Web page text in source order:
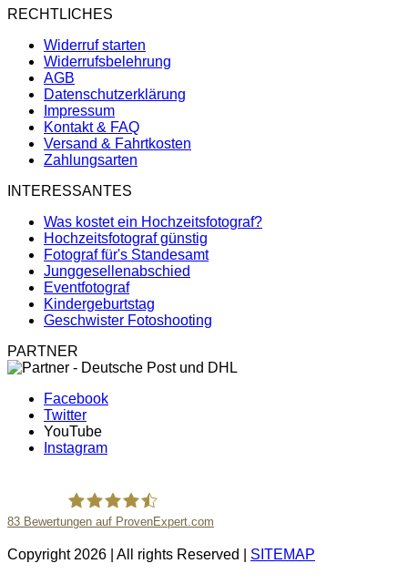
RECHTLICHES
Widerruf starten
Widerrufsbelehrung
AGB
Datenschutzerklärung
Impressum
Kontakt & FAQ
Versand & Fahrtkosten
Zahlungsarten
INTERESSANTES
Was kostet ein Hochzeitsfotograf?
Hochzeitsfotograf günstig
Fotograf für's Standesamt
Junggesellenabschied
Eventfotograf
Kindergeburtstag
Geschwister Fotoshooting
PARTNER
Facebook
Twitter
YouTube
Instagram
MeinPartyfotograf
83 Bewertungen auf ProvenExpert.com
Copyright 2026 | All rights Reserved | SITEMAP